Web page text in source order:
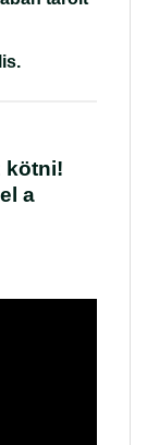
.
kötni!
a